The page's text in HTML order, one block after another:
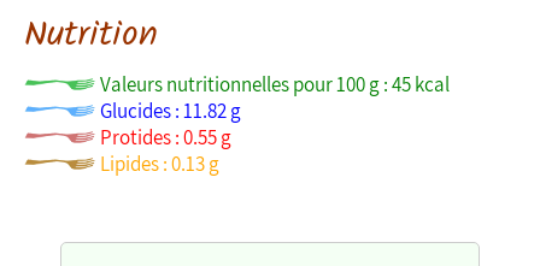
Nutrition
Valeurs nutritionnelles pour 100 g : 45 kcal
Glucides : 11.82 g
Protides : 0.55 g
Lipides : 0.13 g